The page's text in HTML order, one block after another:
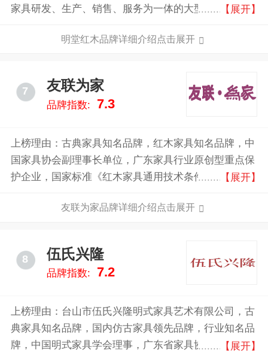
家具研发、生产、销售、服务为一体的大型家居制造企
承中式家具神韵，海纳东方美学，打造足以传家的有灵
【展开】
明堂红木品牌详细介绍点击展开
7 友联为家
品牌指数: 7.3
上榜理由：古典家具知名品牌，红木家具知名品牌，中
国家具协会副理事长单位，广东家具行业原创型重点保
护企业，国家标准《红木家具通用技术条件》主要起草
【展开】
友联为家品牌详细介绍点击展开
8 伍氏兴隆
品牌指数: 7.2
上榜理由：台山市伍氏兴隆明式家具艺术有限公司，古
典家具知名品牌，国内仿古家具领先品牌，行业知名品
牌，中国明式家具学会理事，广东省家具协会副会长，
【展开】